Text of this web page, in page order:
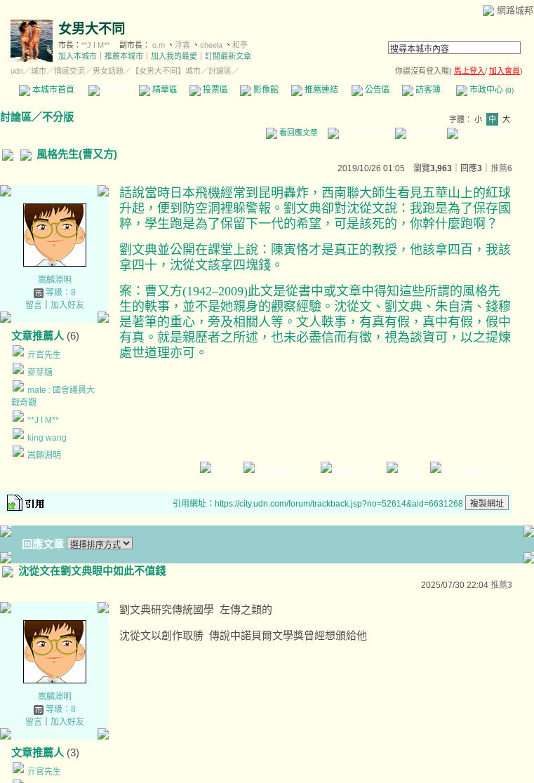
網路城邦
女男大不同
市長： **J I M** 副市長： o.m 、 浮雲 、 sheela 、 和亭
加入本城市
推薦本城市 加入我的最愛
訂閱最新文章
udn／城市／情感交流／男女話題 ／ 【女男大不同】城市／討論區／ 你還沒有登入喔( 馬上登入/ 加入會員)
本城市首頁 精華區 投票區 影像館 推薦連結 公告區 訪客簿 市政中心 (0)
討論區／不分版 字體： 小 中
大
看回應文章
風格先生(曹又方)
2019/10/26 01:05 瀏覽3,963 ｜回應3 推薦6
嵩麟淵明
等級：8
留言｜ 加入好友
文章推薦人 (6)
亓官先生
麥芽糖
mate : 國會議員大
戰奇觀
**J I M**
king wang
嵩麟淵明
話說當時日本飛機經常到昆明轟炸，西南聯大師生看見五華山上的紅球
升起，便到防空洞裡躲警報。劉文典卻對沈從文說：我跑是為了保存國
粹，學生跑是為了保留下一代的希望，可是該死的，你幹什麼跑啊？
劉文典並公開在課堂上說：陳寅恪才是真正的教授，他該拿四百，我該
拿四十，沈從文該拿四塊錢。
案：曹又方(1942–2009)此文是從書中或文章中得知這些所謂的風格先
生的軼事，並不是她親身的觀察經驗。沈從文、劉文典、朱自清、錢穆
是著筆的重心，旁及相關人等。文人軼事，有真有假，真中有假，假中
有真。就是親歷者之所述，也未必盡信而有徵，視為談資可，以之提煉
處世道理亦可。
引用網址：https://city.udn.com/forum/trackback.jsp?no=52614&aid=6631268
回應文章
沈從文在劉文典眼中如此不值錢
2025/07/30 22:04 推薦3
嵩麟淵明
等級：8
留言｜ 加入好友
文章推薦人 (3)
亓官先生
劉文典研究傳統國學 左傳之類的
沈從文以創作取勝 傳說中諾貝爾文學獎曾經想頒給他